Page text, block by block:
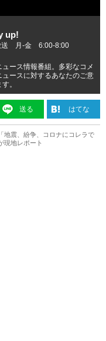
up!
送 月-金 6:00-8:00
ース情報番組。多彩なコメ
ースに対するあなたのご意
。
送る はてな
震、紛争、コロナにコレラで
現地レポート